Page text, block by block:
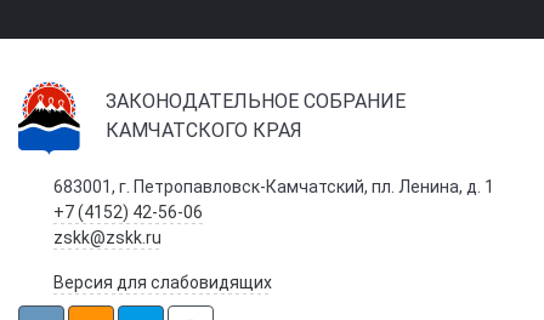
ЗАКОНОДАТЕЛЬНОЕ СОБРАНИЕ
КАМЧАТСКОГО КРАЯ
683001, г. Петропавловск-Камчатский, пл. Ленина, д. 1
+7 (4152) 42-56-06
zskk@zskk.ru
Версия для слабовидящих